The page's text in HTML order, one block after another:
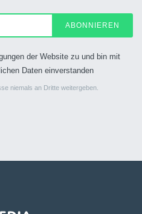
ABONNIEREN
der Website zu und bin mit
Daten einverstanden
niemals an Dritte weitergeben.